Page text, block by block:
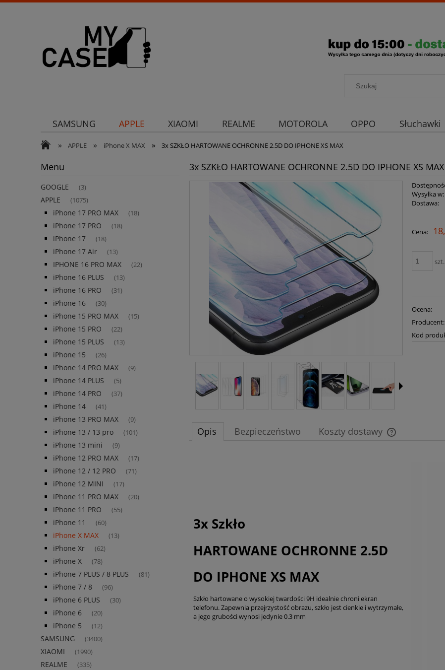
SAMSUNG APPLE XIAOMI REALME MOTOROLA OPPO Słuchawki
Uchwyty
Ochrona aparatu Ochrona aparatu Strona główna
» APPLE » iPhone X MAX » 3x SZKŁO HARTOWANE OCHRONNE 2.5D DO IPHONE XS MAX
Menu
GOOGLE (3)
APPLE (1075)
iPhone 17 PRO MAX (18)
iPhone 17 PRO (18)
iPhone 17 (18)
iPhone 17 Air (13)
IPHONE 16 PRO MAX (22)
iPhone 16 PLUS (13)
iPhone 16 PRO (31)
iPhone 16 (30)
iPhone 15 PRO MAX (15)
iPhone 15 PRO (22)
iPhone 15 PLUS (13)
iPhone 15 (26)
iPhone 14 PRO MAX (9)
iPhone 14 PLUS (5)
iPhone 14 PRO (37)
iPhone 14 (41)
iPhone 13 PRO MAX (9)
iPhone 13 / 13 pro (101)
iPhone 13 mini (9)
iPhone 12 PRO MAX (17)
iPhone 12 / 12 PRO (71)
iPhone 12 MINI (17)
iPhone 11 PRO MAX (20)
iPhone 11 PRO (55)
iPhone 11 (60)
iPhone X MAX (13)
iPhone Xr (62)
iPhone X (78)
iPhone 7 PLUS / 8 PLUS (81)
iPhone 7 / 8 (96)
iPhone 6 PLUS (30)
iPhone 6 (20)
iPhone 5 (12)
SAMSUNG (3400)
XIAOMI (1990)
REALME (335)
3x SZKŁO HARTOWANE OCHRONNE 2.5D DO IPHONE XS MAX
Wysyłka w:
Dostawa:
Cena:
szt.
Ocena:
Producent:
Kod
Opis Bezpieczeństwo Koszty dostawy
3x Szkło
HARTOWANE OCHRONNE 2.5D
DO IPHONE XS MAX
Szkło hartowane o wysokiej twardości 9H idealnie chroni ekran
telefonu. Zapewnia przejrzystość obrazu, szkło jest cienkie i wytrzymałe,
a jego grubości wynosi jedynie 0.3 mm